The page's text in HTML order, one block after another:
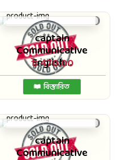
captain
Communicative
English...
৳ 470.00
বিস্তারিত
captain
Communicative